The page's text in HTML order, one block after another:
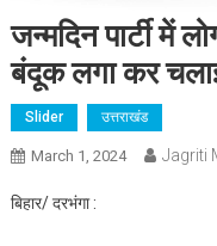
जन्मदिन पार्टी में
बंदूक लगा कर
Slider उत्तराखंड
March 1, 2024 Jagriti
बिहार/ दरभंगा :